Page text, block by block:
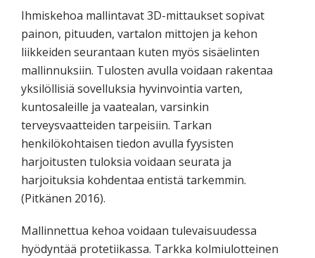
Ihmiskehoa mallintavat 3D-mittaukset sopivat
painon, pituuden, vartalon mittojen ja kehon
liikkeiden seurantaan kuten myös sisäelinten
mallinnuksiin. Tulosten avulla voidaan rakentaa
yksilöllisiä sovelluksia hyvinvointia varten,
kuntosaleille ja vaatealan, varsinkin
terveysvaatteiden tarpeisiin. Tarkan
henkilökohtaisen tiedon avulla fyysisten
harjoitusten tuloksia voidaan seurata ja
harjoituksia kohdentaa entistä tarkemmin.
(Pitkänen 2016).
Mallinnettua kehoa voidaan tulevaisuudessa
hyödyntää protetiikassa. Tarkka kolmiulotteinen